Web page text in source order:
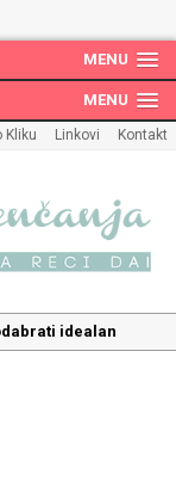
MENU
MENU
Kliku Linkovi Kontakt
idealan